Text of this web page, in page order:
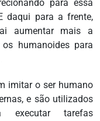
para essa
daqui para a frente,
aumentar mais a
humanoides para
imitar o ser humano
e são utilizados
executar tarefas